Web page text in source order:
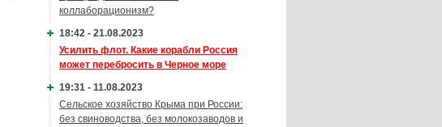
коллаборационизм?
18:42 - 21.08.2023
Усилить флот. Какие корабли Россия
может перебросить в Черное море
19:31 - 11.08.2023
Сельское хозяйство Крыма при России:
без свиноводства, без молокозаводов и